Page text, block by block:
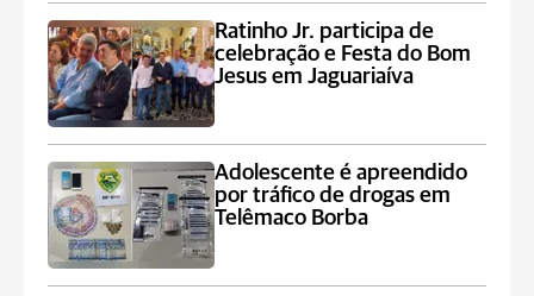
Ratinho Jr. participa de
celebração e Festa do Bom
Jesus em Jaguariaíva
Adolescente é apreendido
por tráfico de drogas em
Telêmaco Borba